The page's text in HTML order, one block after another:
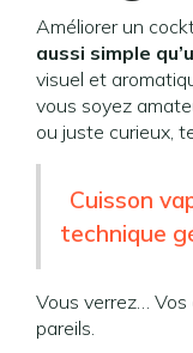
Améliorer un
aussi simple
visuel et
vous soyez
ou juste curieux,
Cuisson
technique
Vous verrez…
pareils.